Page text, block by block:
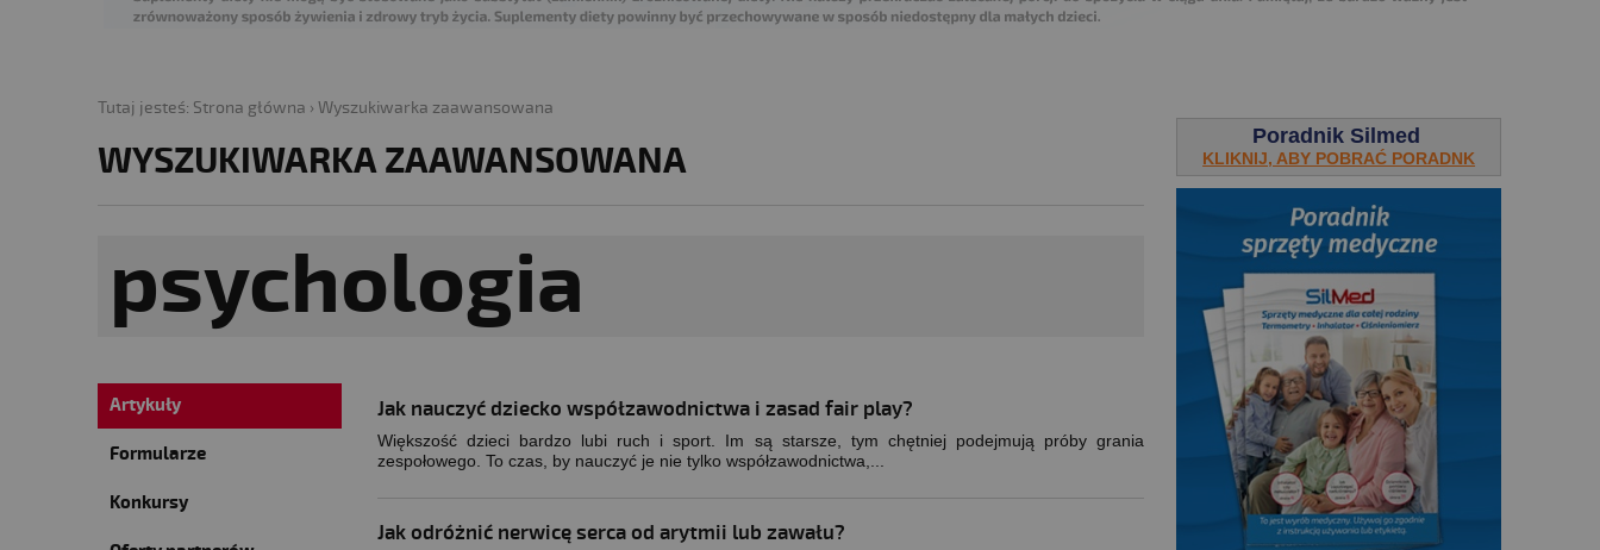
Tutaj jesteś: Strona główna › Wyszukiwarka zaawansowana
WYSZUKIWARKA ZAAWANSOWANA
Artykuły
Formularze
Konkursy
Jak nauczyć dziecko współzawodnictwa i zasad fair play?
Większość dzieci bardzo lubi ruch i sport. Im są starsze, tym chętniej podejmują próby grania
zespołowego. To czas, by nauczyć je nie tylko współzawodnictwa,...
Jak odróżnić nerwicę serca od arytmii lub zawału?
Poradnik Silmed
KLIKNIJ, ABY POBRAĆ PORADNK